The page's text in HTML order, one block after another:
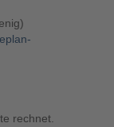
rechnet.